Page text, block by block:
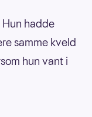
Hun hadde
samme kveld
hun vant i